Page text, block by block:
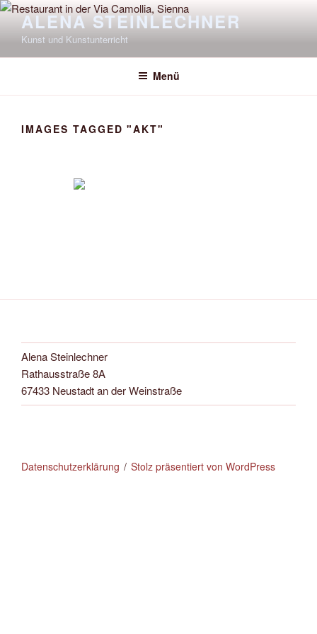
Zum
Inhalt
springen
ALENA STEINLECHNER
Kunst und Kunstunterricht
Menü
IMAGES TAGGED "AKT"
Alena Steinlechner
Rathausstraße 8A
67433 Neustadt an der Weinstraße
Datenschutzerklärung Stolz präsentiert von WordPress